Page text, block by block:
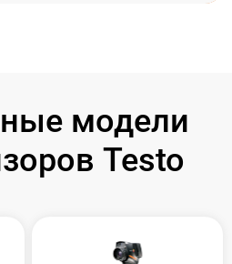
модели
Testo